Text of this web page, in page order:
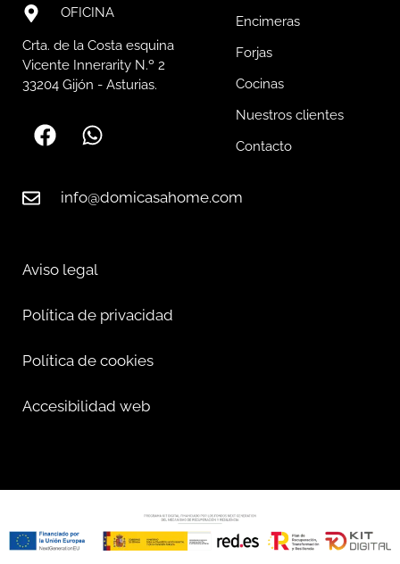
OFICINA
Crta. de la Costa esquina
Vicente Innerarity N.º 2
33204 Gijón - Asturias.
info@domicasahome.com
Encimeras
Forjas
Cocinas
Nuestros clientes
Contacto
Aviso legal
Política de privacidad
Política de cookies
Accesibilidad web